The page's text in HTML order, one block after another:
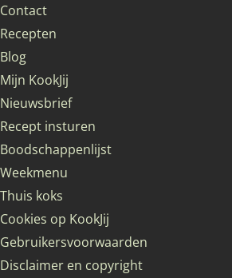
Contact
Recepten
Blog
Mijn KookJij
Nieuwsbrief
Recept insturen
Boodschappenlijst
Weekmenu
Thuis koks
Cookies op KookJij
Gebruikersvoorwaarden
Disclaimer en copyright